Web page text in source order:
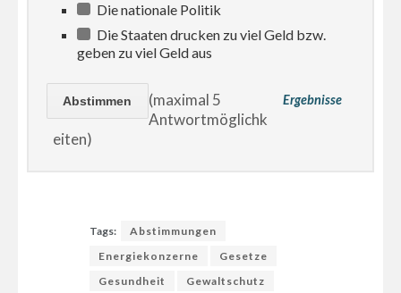
Die nationale Politik
Die Staaten drucken zu viel Geld bzw.
geben zu viel Geld aus
Ergebnisse
(maximal 5
Antwortmöglichk
eiten)
Tags:
Abstimmungen
Energiekonzerne
Gesetze
Gesundheit
Gewaltschutz